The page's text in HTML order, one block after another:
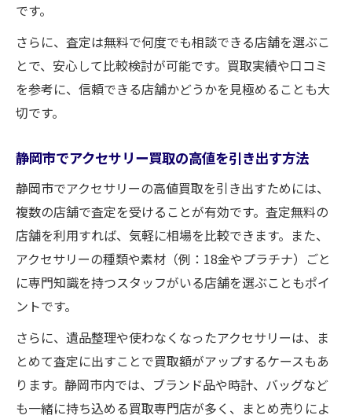
です。
さらに、査定は無料で何度でも相談できる店舗を選ぶこ
とで、安心して比較検討が可能です。買取実績や口コミ
を参考に、信頼できる店舗かどうかを見極めることも大
切です。
静岡市でアクセサリー買取の高値を引き出す方法
静岡市でアクセサリーの高値買取を引き出すためには、
複数の店舗で査定を受けることが有効です。査定無料の
店舗を利用すれば、気軽に相場を比較できます。また、
アクセサリーの種類や素材（例：18金やプラチナ）ごと
に専門知識を持つスタッフがいる店舗を選ぶこともポイ
ントです。
さらに、遺品整理や使わなくなったアクセサリーは、ま
とめて査定に出すことで買取額がアップするケースもあ
ります。静岡市内では、ブランド品や時計、バッグなど
も一緒に持ち込める買取専門店が多く、まとめ売りによ